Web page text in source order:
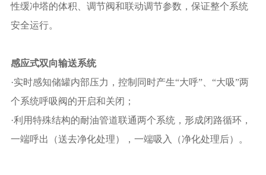
性缓冲塔的体积、调节阀和联动调节参数，保证整个系统
安全运行。
感应式双向输送系统
·实时感知储罐内部压力，控制同时产生“大呼”、“大吸”两
个系统呼吸阀的开启和关闭；
·利用特殊结构的耐油管道联通两个系统，形成闭路循环，
一端呼出（送去净化处理），一端吸入（净化处理后）。